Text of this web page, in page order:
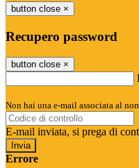
button close ×
Recupero password
button close ×
Non hai una e-mail associata al
E-mail inviata, si prega di
Errore